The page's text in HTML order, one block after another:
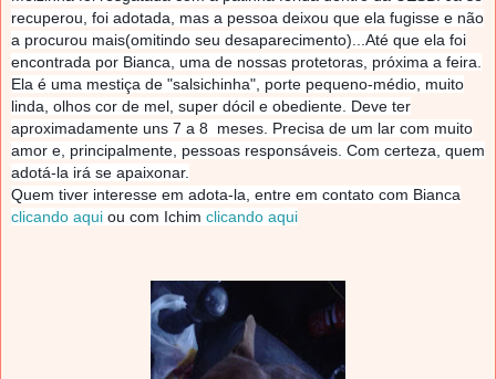
recuperou, foi adotada, mas a pessoa deixou que ela fugisse e não
a procurou mais(omitindo seu desaparecimento)...Até que ela foi
encontrada por Bianca, uma de nossas protetoras, próxima a feira.
Ela é uma mestiça de "salsichinha", porte pequeno-médio, muito
linda, olhos cor de mel, super dócil e obediente. Deve ter
aproximadamente uns 7 a 8 meses. Precisa de um lar com muito
amor e, principalmente, pessoas responsáveis. Com certeza, quem
adotá-la irá se apaixonar.
Quem tiver interesse em adota-la, entre em contato com Bianca
clicando aqui ou com Ichim clicando aqui